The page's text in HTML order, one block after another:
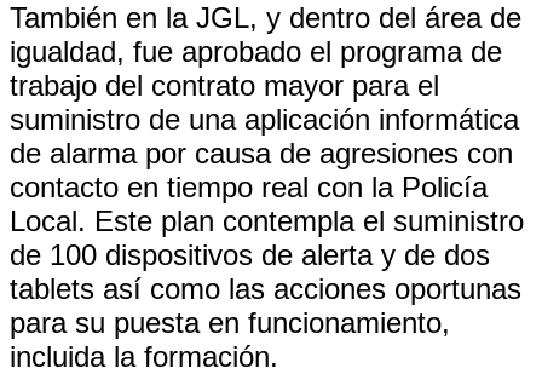
También en la JGL, y dentro del área de
igualdad, fue aprobado el programa de
trabajo del contrato mayor para el
suministro de una aplicación informática
de alarma por causa de agresiones con
contacto en tiempo real con la Policía
Local. Este plan contempla el suministro
de 100 dispositivos de alerta y de dos
tablets así como las acciones oportunas
para su puesta en funcionamiento,
incluida la formación.